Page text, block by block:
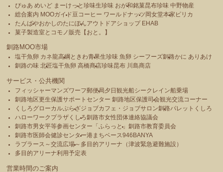
ぴゅあ めいど まーけっと珍味生珍味 おが和銘菓昆布珍味 中野物産
総合案内 MOOガイド豆コーヒー ワールドナッツ 岡女堂本家 ピリカ
たんばやおかしのたにぽんアウトドアショップ EHAB
菓子製造室とコモノ販売【おと。】
釧路MOO市場
塩干魚卵 カネ龍高綱 ときわ青果生珍味 魚卵 シーフーズ釧路かに ありあけ
釧路の味 北匠塩干魚卵 高橋商店珍味昆布 川島商店
サービス・公共機関
フィッシャーマンズワーフ郵便局夕日観光船シークレイン船乗場
釧路地区更生保護サポートセンター 釧路地区保護司会観光交流コーナー
くしろグローカルぷらざジョブカフェ・ジョブサロン釧路パレットくしろ
ハローワークプラザくしろ釧路市女性団体連絡協議会
釧路市男女平等参画センター「ふらっと」釧路市教育委員会
釧路市医師会健診センター港まちベース946BANYA
ラプラース～交流広場～ 多目的アリーナ（津波緊急避難施設）
多目的アリーナ利用予定表
営業時間のご案内